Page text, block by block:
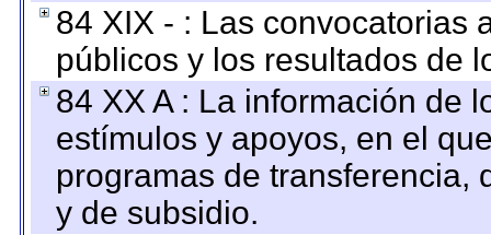
84 XIX - : Las convocatorias
públicos y los resultados de
84 XX A : La información de
estímulos y apoyos, en el
programas de transferencia,
y de subsidio.